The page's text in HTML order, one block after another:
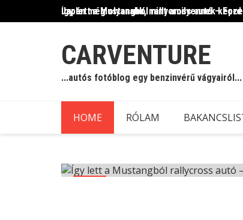
to
Így lett a Mustangból rallycross autó –
Japán még olyanabb, mint amilyennek
CARVENTURE
...autós fotóblog egy benzinvérű vágyairól...
HOME RÓLAM